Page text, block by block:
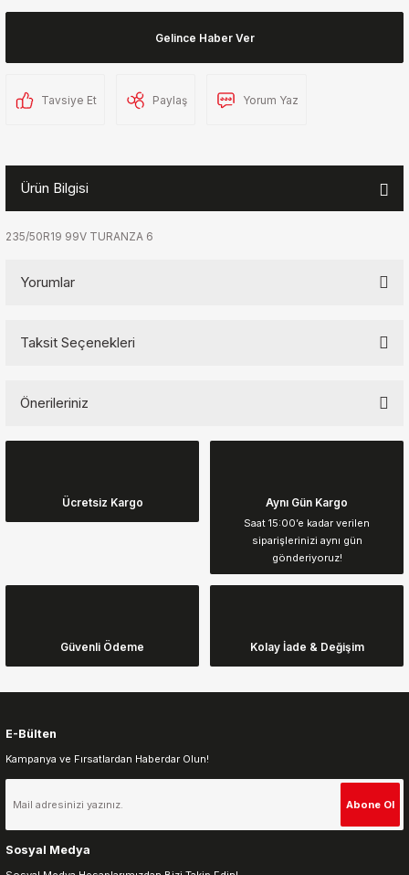
Gelince Haber Ver
Tavsiye Et Paylaş Yorum Yaz
Ürün Bilgisi
235/50R19 99V TURANZA 6
Yorumlar
Taksit Seçenekleri
Önerileriniz
Görüş ve önerileriniz için teşekkür ederiz.
Ürün resmi kalitesiz, bozuk veya görüntülenemiyor.
Ürün açıklamasında eksik bilgiler bulunuyor.
Gönder
Ücretsiz Kargo Aynı Gün Kargo
Saat 15:00’e kadar verilen
siparişlerinizi aynı gün
gönderiyoruz!
Güvenli Ödeme Kolay İade & Değişim
E-Bülten
Kampanya ve Fırsatlardan Haberdar Olun!
Abone Ol
Sosyal Medya